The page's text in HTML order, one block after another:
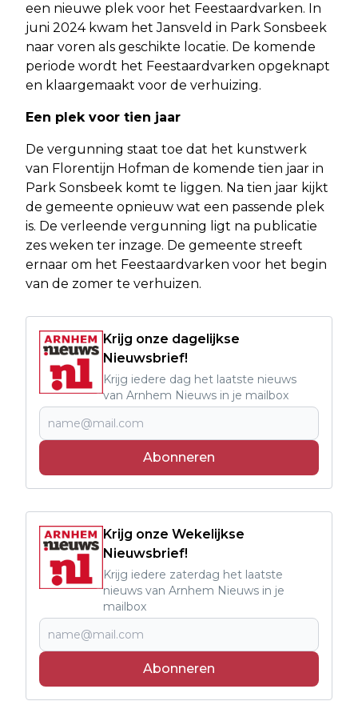
een nieuwe plek voor het Feestaardvarken. In
juni 2024 kwam het Jansveld in Park Sonsbeek
naar voren als geschikte locatie. De komende
periode wordt het Feestaardvarken opgeknapt
en klaargemaakt voor de verhuizing.
Een plek voor tien jaar
De vergunning staat toe dat het kunstwerk
van Florentijn Hofman de komende tien jaar in
Park Sonsbeek komt te liggen. Na tien jaar kijkt
de gemeente opnieuw wat een passende plek
is. De verleende vergunning ligt na publicatie
zes weken ter inzage. De gemeente streeft
ernaar om het Feestaardvarken voor het begin
van de zomer te verhuizen.
Krijg onze dagelijkse
Nieuwsbrief!
Krijg iedere dag het laatste nieuws
van Arnhem Nieuws in je mailbox
Abonneren
Krijg onze Wekelijkse
Nieuwsbrief!
Krijg iedere zaterdag het laatste
nieuws van Arnhem Nieuws in je
mailbox
Abonneren